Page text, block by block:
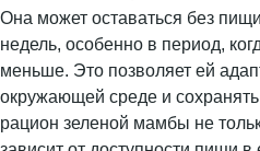
Она может оставаться без
недель, особенно в период,
меньше. Это позволяет ей
окружающей среде и
рацион зеленой мамбы не